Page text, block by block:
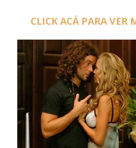
CLICK ACÁ PARA VER